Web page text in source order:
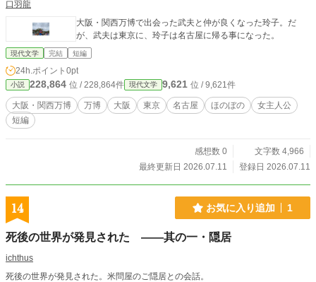
口羽龍
大阪・関西万博で出会った武夫と仲が良くなった玲子。だ
が、武夫は東京に、玲子は名古屋に帰る事になった。
現代文学 完結 短編
24h.ポイント 0pt
小説 228,864 位 / 228,864件 現代文学 9,621 位 / 9,621件
大阪・関西万博 万博 大阪 東京 名古屋 ほのぼの
女主人公
短編
感想数 0
文字数 4,966
最終更新日 2026.07.11
登録日 2026.07.11
14 お気に入り追加 1
死後の世界が発見された ――其の一・隠居
ichthus
死後の世界が発見された。米問屋のご隠居との会話。